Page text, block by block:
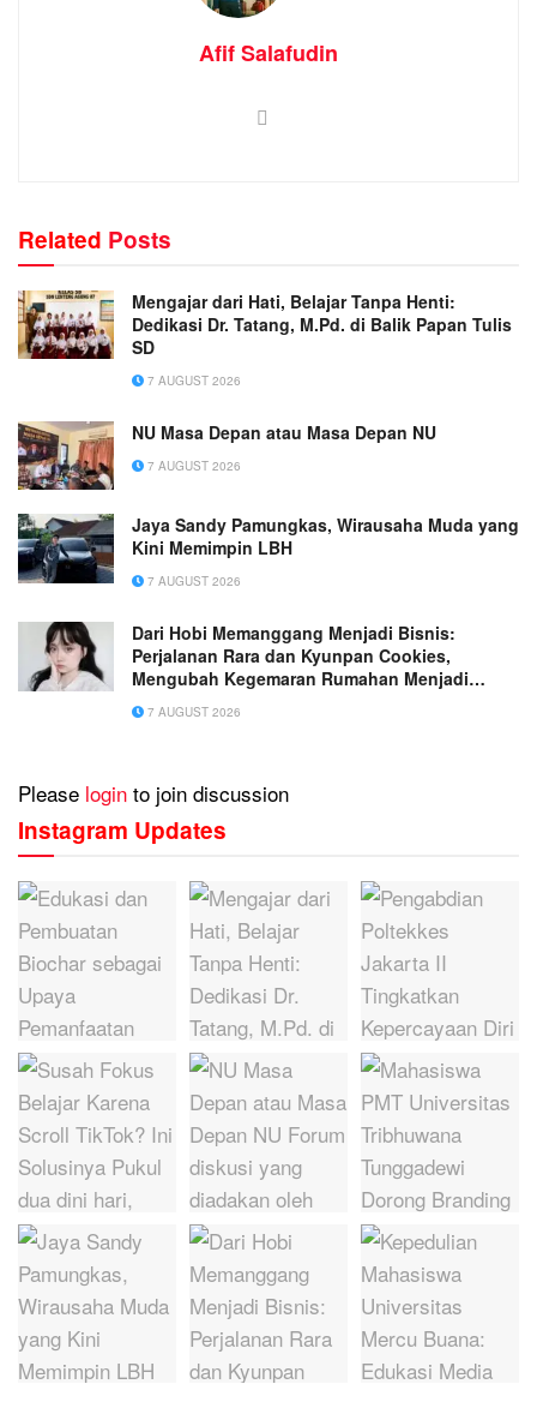
Afif Salafudin
Related Posts
Mengajar dari Hati, Belajar Tanpa Henti:
Dedikasi Dr. Tatang, M.Pd. di Balik Papan Tulis
SD
7 AUGUST 2026
NU Masa Depan atau Masa Depan NU
7 AUGUST 2026
Jaya Sandy Pamungkas, Wirausaha Muda yang
Kini Memimpin LBH
7 AUGUST 2026
Dari Hobi Memanggang Menjadi Bisnis:
Perjalanan Rara dan Kyunpan Cookies,
Mengubah Kegemaran Rumahan Menjadi
Usaha Penuh Inspirasi
7 AUGUST 2026
Please login to join discussion
Instagram Updates